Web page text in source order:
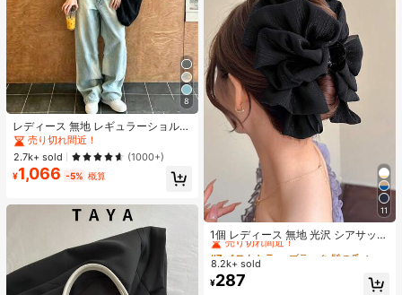
8
レディース 無地 レギュラーショルダ
ー 半袖Tシャツ ラウンドネック スリ
ムフィット 美シルエット 伸縮性 軽
量 通気性 快適 夏用 万能 オールマッ
チ トップス
売り切れ間近！
2.7k+ sold
(1000+)
¥1,066 -5% 概算
11
1個 レディース 無地 光沢 シアサッカ
ー リボン ヘアクリップ、エレガント
なファッション クロークリップ、日
常使用に適しています (ヘアクロー 1
3cm-15cm)
#7 ベストセラー
ブラック 髪の爪
売り切れ間近！
#7 ベストセラー ブラック 髪の爪
売り切れ間近！
#7 ベストセラー ブラック 髪の爪
売り切れ間近！
#7 ベストセラー
8.2k+ sold
¥287